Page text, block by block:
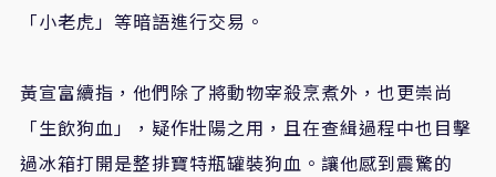
「小老虎」等暗語進行交易。
黃宣富續指，他們除了將動物宰殺烹煮外，也更崇尚
「生飲狗血」，疑作壯陽之用，且在查緝過程中也目擊
過冰箱打開是整排寶特瓶罐裝狗血。讓他感到震驚的